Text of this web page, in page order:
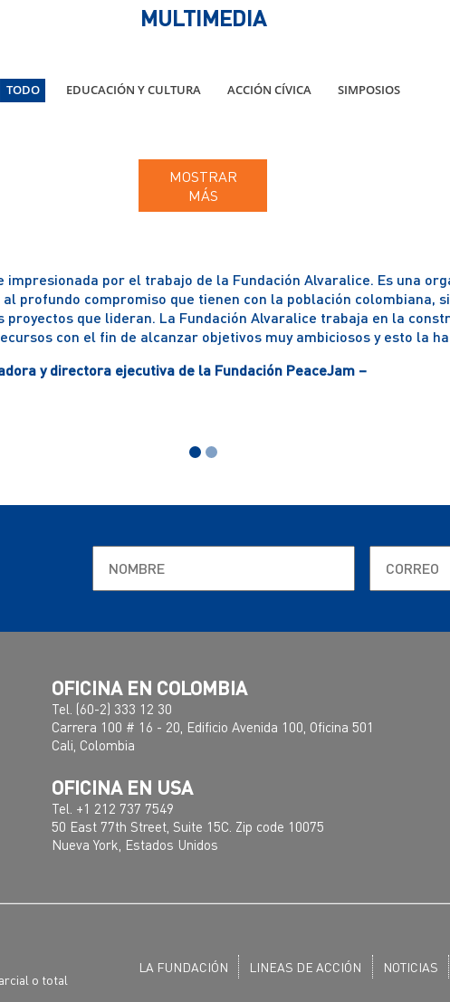
MULTIMEDIA
TODO EDUCACIÓN Y CULTURA ACCIÓN CÍVICA SIMPOSIOS
Somos Pacífico
Justicia Restaurativa Birretes Al Cielo
Club de Amigos
Noche Somos Pacífico
de Amigos Somos
MOSTRAR
MÁS
impresionada por el trabajo de la Fundación Alvaralice. Es una
profundo compromiso que tienen con la población colombiana,
que lideran. La Fundación Alvaralice trabaja en la
con el fin de alcanzar objetivos muy ambiciosos y esto la
y directora ejecutiva de la Fundación PeaceJam –
OFICINA EN COLOMBIA
Tel. (60-2) 333 12 30
Carrera 100 # 16 - 20, Edificio Avenida 100, Oficina 501
Cali, Colombia
OFICINA EN USA
Tel. +1 212 737 7549
50 East 77th Street, Suite 15C. Zip code 10075
Nueva York, Estados Unidos
LA FUNDACIÓN LINEAS DE ACCIÓN NOTICIAS
o total